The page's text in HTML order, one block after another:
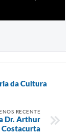
da Cultura
RECENTE
Dr. Arthur
Costacurta